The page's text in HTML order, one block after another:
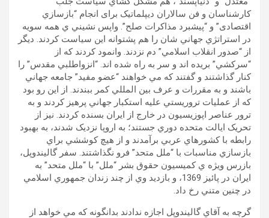
کارشناسان و فن سالاران ديپلماتيک برای انجام “بازسازي
اقتصادی” و “پيشبرد مذاکرات صلح”. واپس نشيني ي همه سويه
در استراتژي جهاني شان را هم پشتوانه اين سياست کردند. ديگر
از “صدور انقلاب اسلامي” دم نزدند. وانمود کردند که از
“سرکشي” بريده اند و سر به راه شده اند. “انزواطلبي مقدس” را
کنار گذاشتند و گفتند که مي خواهند “عضو مفيد” جامعه جهاني
باشند و به مقررات و عرف بين المللي کمر ببندند. از اين رو بود
که از عمليات تروریستي عليه استکبار جهاني پرهيز کردند و به
ترور عناصر اپوزيسيون در خارج از ايران بسنده کردند. نيز از
تحريک ايالت متحده دوري جستند؛ به اروپا نزديک شدند، به بهبود
رابطه با کشورهاي عربي برآمدند و از هيچ کوششي براي
بازسازي مناسبات با “ملل متحد” فرو نگذاشتند. سفر گاليندوپل،
بازرس ويژه ي کميسيون حقوق بشر “ملل” با “ملل متحد” به
ايران در پائيز 1369، و بازديد وي از چند زندان جمهوري اسلامي
در چنين متني رخ داد.
گرچه به آقاي گاليندوپل اجازه ندادند بدانگونه که مي خواهد از